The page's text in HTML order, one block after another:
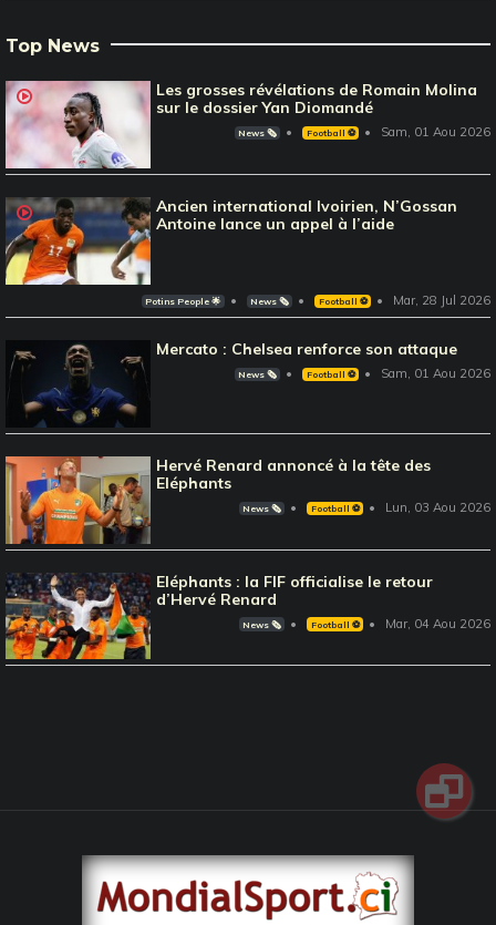
Top News
Les grosses révélations de Romain Molina
sur le dossier Yan Diomandé
News 🗞️ Football ⚽️ Sam, 01 Aou 2026
Ancien international Ivoirien, N’Gossan
Antoine lance un appel à l’aide
Potins People 🌟 News 🗞️ Football ⚽️ Mar, 28 Jul 2026
Mercato : Chelsea renforce son attaque
News 🗞️ Football ⚽️ Sam, 01 Aou 2026
Hervé Renard annoncé à la tête des
Eléphants
News 🗞️ Football ⚽️ Lun, 03 Aou 2026
Eléphants : la FIF officialise le retour
d’Hervé Renard
News 🗞️ Football ⚽️ Mar, 04 Aou 2026